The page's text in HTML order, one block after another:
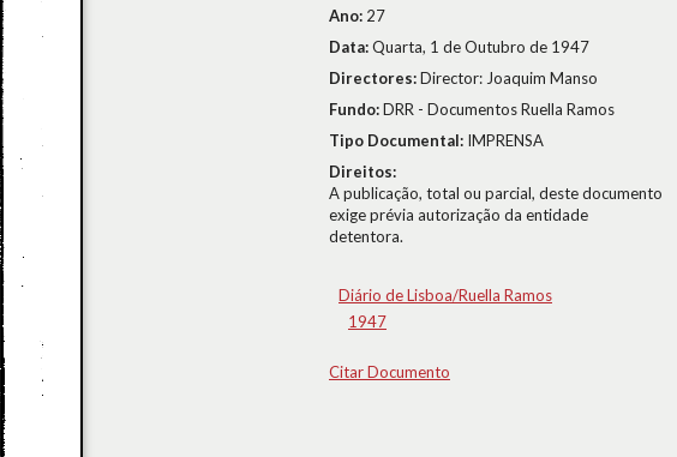
Ano: 27
Data:Quarta, 1 de Outubro de 1947
Directores:Director: Joaquim Manso
Fundo:DRR - Documentos Ruella Ramos
Tipo Documental: IMPRENSA
Direitos:
A publicação, total ou parcial, deste documento
exige prévia autorização da entidade
detentora.
Diário de Lisboa/Ruella Ramos
1947
Citar Documento